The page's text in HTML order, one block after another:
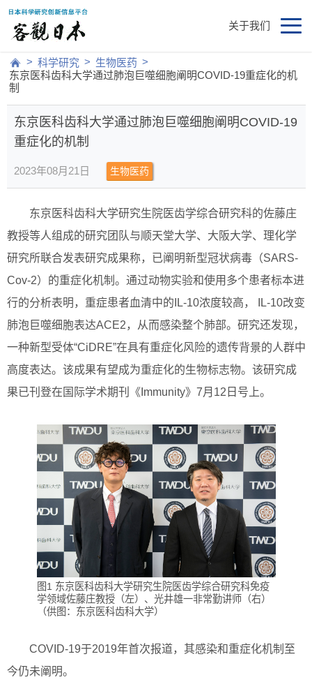
关于我们
> 科学研究 > 生物医药 >
东京医科齿科大学通过肺泡巨噬细胞阐明COVID-19重症化的机
制
东京医科齿科大学通过肺泡巨噬细胞阐明COVID-19
重症化的机制
2023年08月21日 生物医药
东京医科齿科大学研究生院医齿学综合研究科的佐藤庄
教授等人组成的研究团队与顺天堂大学、大阪大学、理化学
研究所联合发表研究成果称，已阐明新型冠状病毒（SARS-
Cov-2）的重症化机制。通过动物实验和使用多个患者标本进
行的分析表明，重症患者血清中的IL-10浓度较高， IL-10改变
肺泡巨噬细胞表达ACE2，从而感染整个肺部。研究还发现，
一种新型受体“CiDRE”在具有重症化风险的遗传背景的人群中
高度表达。该成果有望成为重症化的生物标志物。该研究成
果已刊登在国际学术期刊《Immunity》7月12日号上。
图1 东京医科齿科大学研究生院医齿学综合研究科免疫
学领域佐藤庄教授（左）、光井雄一非常勤讲师（右）
（供图：东京医科齿科大学）
COVID-19于2019年首次报道，其感染和重症化机制至
今仍未阐明。